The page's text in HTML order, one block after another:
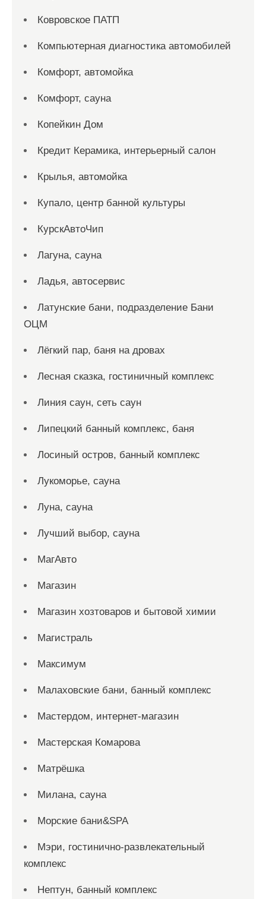
Ковровское ПАТП
Компьютерная диагностика автомобилей
Комфорт, автомойка
Комфорт, сауна
Копейкин Дом
Кредит Керамика, интерьерный салон
Крылья, автомойка
Купало, центр банной культуры
КурскАвтоЧип
Лагуна, сауна
Ладья, автосервис
Латунские бани, подразделение Бани
ОЦМ
Лёгкий пар, баня на дровах
Лесная сказка, гостиничный комплекс
Линия саун, сеть саун
Липецкий банный комплекс, баня
Лосиный остров, банный комплекс
Лукоморье, сауна
Луна, сауна
Лучший выбор, сауна
МагАвто
Магазин
Магазин хозтоваров и бытовой химии
Магистраль
Максимум
Малаховские бани, банный комплекс
Мастердом, интернет-магазин
Мастерская Комарова
Матрёшка
Милана, сауна
Морские бани&SPA
Мэри, гостинично-развлекательный
комплекс
Нептун, банный комплекс